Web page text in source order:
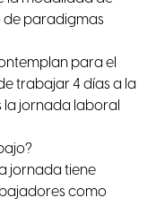
de paradigmas
para el
trabajar 4 días a la
la jornada laboral
jornada tiene
como